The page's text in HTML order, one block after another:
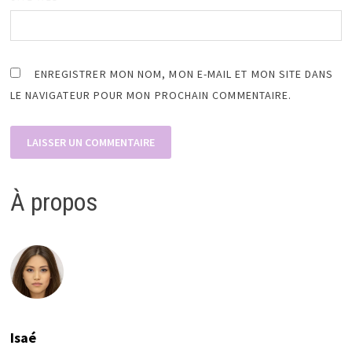
ENREGISTRER MON NOM, MON E-MAIL ET MON SITE DANS
LE NAVIGATEUR POUR MON PROCHAIN COMMENTAIRE.
À propos
Isaé